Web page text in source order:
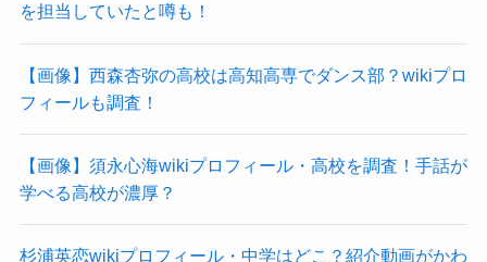
を担当していたと噂も！
【画像】西森杏弥の高校は高知高専でダンス部？wikiプロ
フィールも調査！
【画像】須永心海wikiプロフィール・高校を調査！手話が
学べる高校が濃厚？
杉浦英恋wikiプロフィール・中学はどこ？紹介動画がかわ